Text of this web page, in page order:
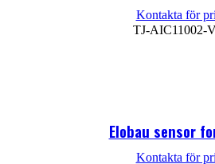
TJ-AIC11002-
Elobau sensor